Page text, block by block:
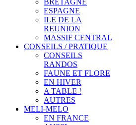
BRETAGNE
ESPAGNE
ILE DE LA
REUNION
MASSIF CENTRAL
CONSEILS / PRATIQUE
CONSEILS
RANDOS
FAUNE ET FLORE
EN HIVER
A TABLE !
AUTRES
MELI-MELO
EN FRANCE